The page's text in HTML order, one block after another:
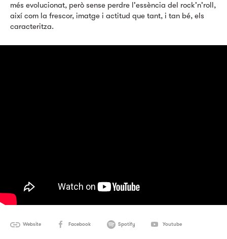
més evolucionat, però sense perdre l'essència del rock'n'roll,
així com la frescor, imatge i actitud que tant, i tan bé, els
caracteritza.
Website Facebook Spotify Youtube